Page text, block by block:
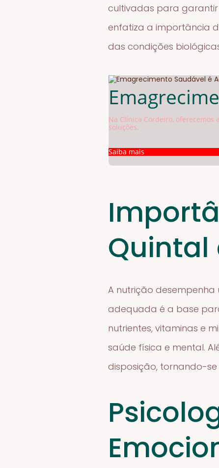
cultivadas para
enfatiza a importância
das condições
Na Clínica Cordeiro,
soluções.
Saiba mais
Quintal
A nutrição
adequada é a base
nutrientes, vitaminas e
saúde física e mental.
disposição, tornando-